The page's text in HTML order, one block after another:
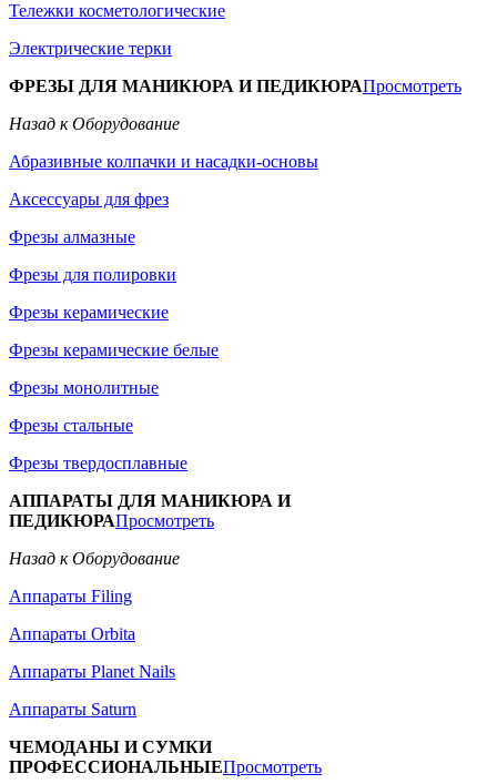
Тележки косметологические
Электрические терки
ФРЕЗЫ ДЛЯ МАНИКЮРА И ПЕДИКЮРАПросмотреть
Назад к Оборудование
Абразивные колпачки и насадки-основы
Аксессуары для фрез
Фрезы алмазные
Фрезы для полировки
Фрезы керамические
Фрезы керамические белые
Фрезы монолитные
Фрезы стальные
Фрезы твердосплавные
АППАРАТЫ ДЛЯ МАНИКЮРА И
ПЕДИКЮРАПросмотреть
Назад к Оборудование
Аппараты Filing
Аппараты Orbita
Аппараты Planet Nails
Аппараты Saturn
ЧЕМОДАНЫ И СУМКИ
ПРОФЕССИОНАЛЬНЫЕПросмотреть